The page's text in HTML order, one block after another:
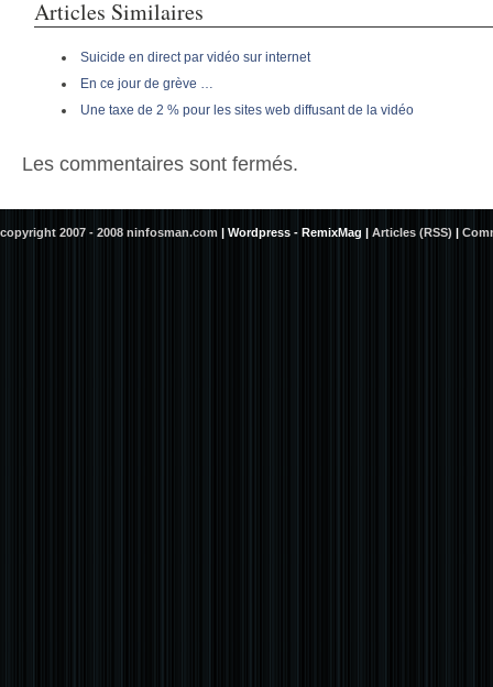
Articles Similaires
Suicide en direct par vidéo sur internet
En ce jour de grève …
Une taxe de 2 % pour les sites web diffusant de la vidéo
Les commentaires sont fermés.
copyright 2007 - 2008 ninfosman.com | Wordpress - RemixMag | Articles (RSS) |